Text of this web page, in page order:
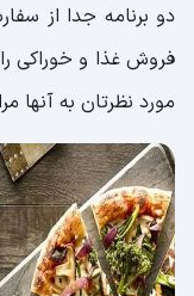
دو برنامه جدا از
فروش غذا و خوراکی
مورد نظرتان به آنها